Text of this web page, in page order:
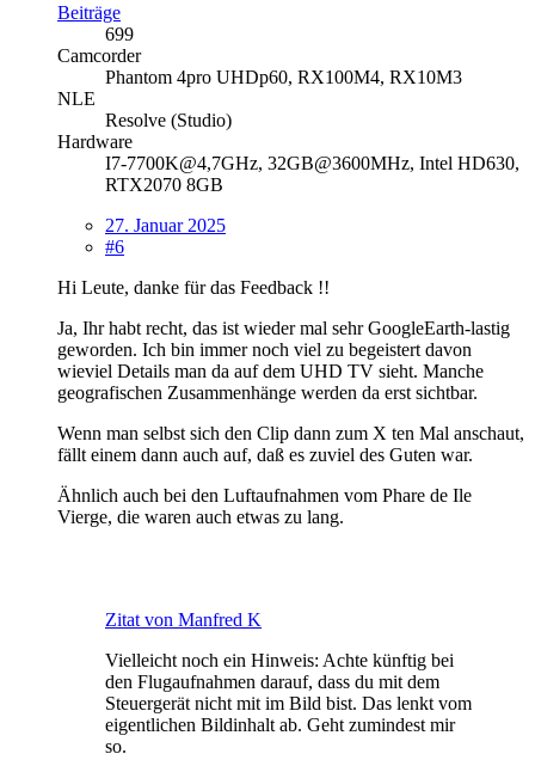
Beiträge
699
Camcorder
Phantom 4pro UHDp60, RX100M4, RX10M3
NLE
Resolve (Studio)
Hardware
I7-7700K@4,7GHz, 32GB@3600MHz, Intel HD630,
RTX2070 8GB
27. Januar 2025
#6
Hi Leute, danke für das Feedback !!
Ja, Ihr habt recht, das ist wieder mal sehr GoogleEarth-lastig
geworden. Ich bin immer noch viel zu begeistert davon
wieviel Details man da auf dem UHD TV sieht. Manche
geografischen Zusammenhänge werden da erst sichtbar.
Wenn man selbst sich den Clip dann zum X ten Mal anschaut,
fällt einem dann auch auf, daß es zuviel des Guten war.
Ähnlich auch bei den Luftaufnahmen vom Phare de Ile
Vierge, die waren auch etwas zu lang.
Zitat von Manfred K
Vielleicht noch ein Hinweis: Achte künftig bei
den Flugaufnahmen darauf, dass du mit dem
Steuergerät nicht mit im Bild bist. Das lenkt vom
eigentlichen Bildinhalt ab. Geht zumindest mir
so.